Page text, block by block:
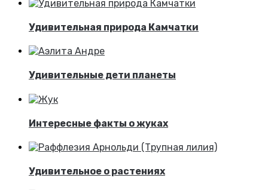
Удивительная природа Камчатки
Удивительные дети планеты
Интересные факты о жуках
Удивительное о растениях